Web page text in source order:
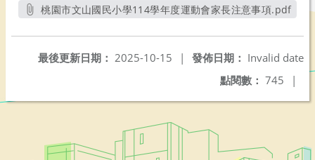
桃園市文山國民小學114學年度運動會家長注意事項.pdf
發佈日期： Invalid date
最後更新日期： 2025-10-15
|
點閱數： 745 |